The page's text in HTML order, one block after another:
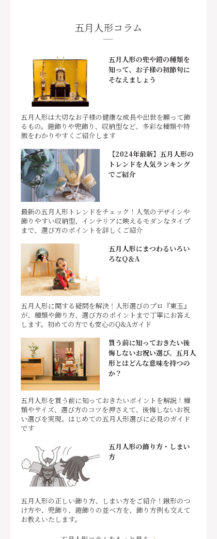
五月人形コラム
五月人形の兜や鎧の種類を
知って、お子様の初節句に
そなえましょう
五月人形は大切なお子様の健康な成長や出世を願って飾
るもの。鎧飾りや兜飾り、収納型など、多彩な種類や特
徴をわかりやすくご紹介します
【2024年最新】五月人形の
トレンドを人気ランキング
でご紹介
最新の五月人形トレンドをチェック！人気のデザインや
飾りやすい収納型、インテリアに映えるモダンなタイプ
まで、選び方のポイントを詳しくご紹介
五月人形にまつわるいろい
ろなQ＆A
五月人形に関する疑問を解決！人形選びのプロ『東玉』
が、種類や飾り方、選び方のポイントまで丁寧にお答え
します。初めての方でも安心のQ&Aガイド
買う前に知っておきたい後
悔しないお祝い選び。五月人
形とはどんな意味を持つの
か？
五月人形を買う前に知っておきたいポイントを解説！種
類やサイズ、選び方のコツを押さえて、後悔しないお祝
い選びを実現。はじめての五月人形選びに必見のガイド
です
五月人形の飾り方・しまい
方
五月人形の正しい飾り方、しまい方をご紹介！鍬形のつ
け方や、兜飾り、鎧飾りの並べ方を、飾り方例も交えて
お教えいたします。